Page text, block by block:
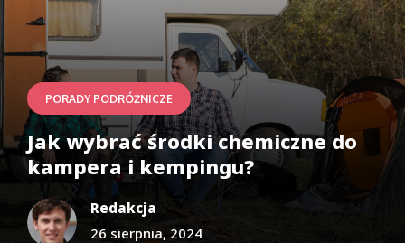
PORADY PODRÓŻNICZE
Jak wybrać środki chemiczne do
kampera i kempingu?
Redakcja
26 sierpnia, 2024